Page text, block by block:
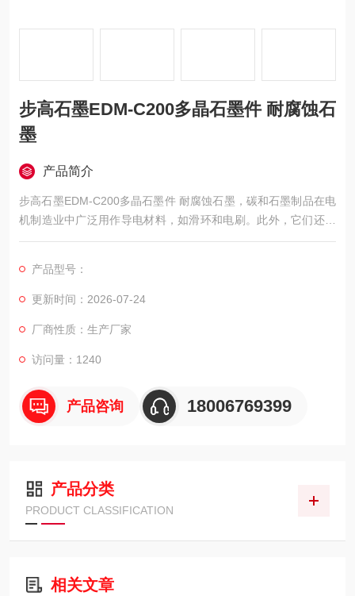
步高石墨EDM-C200多晶石墨件 耐腐蚀石
墨
产品简介
步高石墨EDM-C200多晶石墨件 耐腐蚀石墨，碳和石墨制品在电
机制造业中广泛用作导电材料，如滑环和电刷。此外，它们还用
作干电池中的碳棒、探照灯或产生弧光的弧光碳棒以及汞整流器
产品型号：
更新时间：2026-07-24
厂商性质：生产厂家
访问量：1240
产品咨询 18006769399
产品分类
PRODUCT CLASSIFICATION
相关文章